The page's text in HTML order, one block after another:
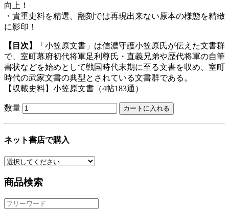
向上！
・貴重史料を精選、翻刻では再現出来ない原本の様態を精緻
に影印！
【目次】
「小笠原文書」は信濃守護小笠原氏が伝えた文書群
で、室町幕府初代将軍足利尊氏・直義兄弟や歴代将軍の自筆
書状などを始めとして戦国時代末期に至る文書を収め、室町
時代の武家文書の典型とされている文書群である。
【収載史料】小笠原文書（4帖183通）
数量
ネット書店で購入
商品検索